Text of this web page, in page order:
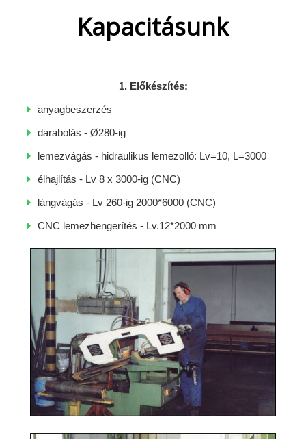
Kapacitásunk
1. Előkészítés:
anyagbeszerzés
darabolás - Ø280-ig
lemezvágás - hidraulikus lemezolló: Lv=10, L=3000
élhajlítás - Lv 8 x 3000-ig (CNC)
lángvágás - Lv 260-ig 2000*6000 (CNC)
CNC lemezhengerítés - Lv.12*2000 mm